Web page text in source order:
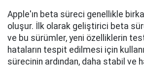
Apple'ın beta süreci genellikle
oluşur. İlk olarak geliştirici beta
ve bu sürümler, yeni özelliklerin
hataların tespit edilmesi için
sürecinin ardından, daha stabil ve